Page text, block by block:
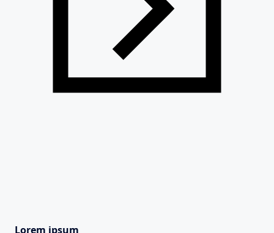
Lorem ipsum